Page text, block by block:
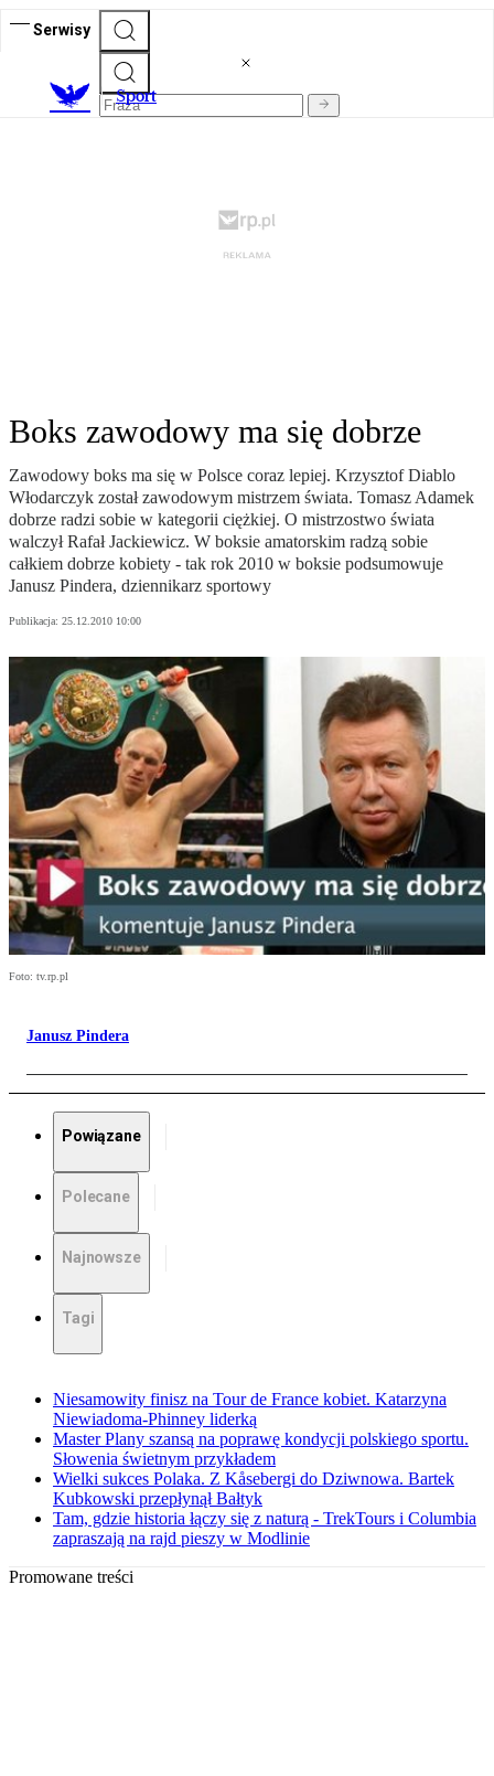
Serwisy
Sport
Boks zawodowy ma się dobrze
Zawodowy boks ma się w Polsce coraz lepiej. Krzysztof Diablo
Włodarczyk został zawodowym mistrzem świata. Tomasz Adamek
dobrze radzi sobie w kategorii ciężkiej. O mistrzostwo świata
walczył Rafał Jackiewicz. W boksie amatorskim radzą sobie
całkiem dobrze kobiety - tak rok 2010 w boksie podsumowuje
Janusz Pindera, dziennikarz sportowy
Publikacja: 25.12.2010 10:00
Foto: tv.rp.pl
Janusz Pindera
Powiązane
Polecane
Najnowsze
Tagi
Niesamowity finisz na Tour de France kobiet. Katarzyna
Niewiadoma-Phinney liderką
Master Plany szansą na poprawę kondycji polskiego sportu.
Słowenia świetnym przykładem
Wielki sukces Polaka. Z Kåsebergi do Dziwnowa. Bartek
Kubkowski przepłynął Bałtyk
Tam, gdzie historia łączy się z naturą - TrekTours i Columbia
zapraszają na rajd pieszy w Modlinie
Promowane treści